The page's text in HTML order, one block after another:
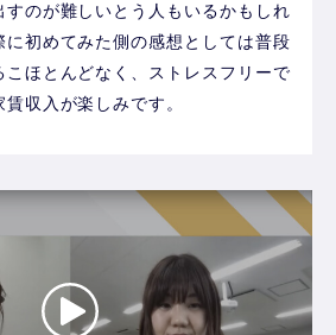
のが難しいとう人もいるかもしれ
に初めてみた側の感想としては普段
ほとんどなく、ストレスフリーで
収入が楽しみです。